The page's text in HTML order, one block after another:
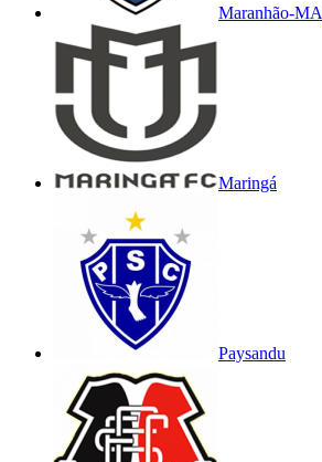
Maranhão-MA
Maringá
Paysandu